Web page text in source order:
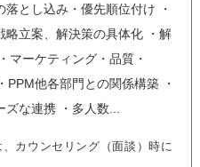
落とし込み・優先順位付け ・
略立案、解決策の具体化 ・解
マーケティング・品質・
PPM他各部門との関係構築 ・
な連携 ・多人数...
カウンセリング（面談）時に